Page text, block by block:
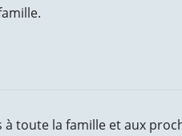
à toute la famille et aux